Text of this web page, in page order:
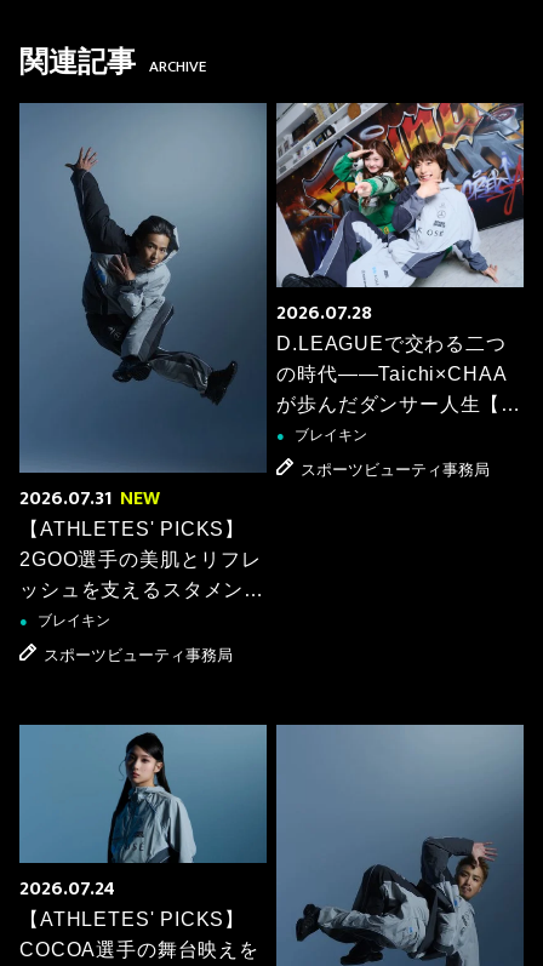
関連記事 ARCHIVE
2026.07.31 NEW
【ATHLETES' PICKS】
2GOO選手の美肌とリフレ
ッシュを支えるスタメンア
イテム
● ブレイキン
スポーツビューティ事務局
2026.07.28
D.LEAGUEで交わる二つ
の時代――Taichi×CHAA
が歩んだダンサー人生【ス
ペシャル対談】
● ブレイキン
スポーツビューティ事務局
2026.07.24
【ATHLETES' PICKS】
COCOA選手の舞台映えを